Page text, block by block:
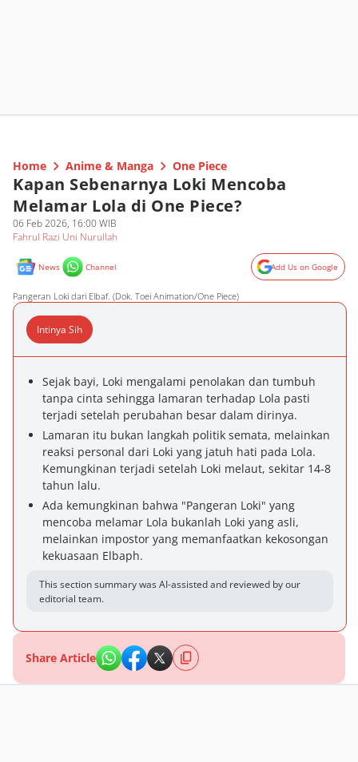
Home Anime & Manga One Piece
Kapan Sebenarnya Loki Mencoba
Melamar Lola di One Piece?
06 Feb 2026, 16:00 WIB
Fahrul Razi Uni Nurullah
News Channel Add Us on Google
Pangeran Loki dari Elbaf. (Dok. Toei Animation/One Piece)
Intinya Sih
Sejak bayi, Loki mengalami penolakan dan tumbuh
tanpa cinta sehingga lamaran terhadap Lola pasti
terjadi setelah perubahan besar dalam dirinya.
Lamaran itu bukan langkah politik semata, melainkan
reaksi personal dari Loki yang jatuh hati pada Lola.
Kemungkinan terjadi setelah Loki melaut, sekitar 14-8
tahun lalu.
Ada kemungkinan bahwa "Pangeran Loki" yang
mencoba melamar Lola bukanlah Loki yang asli,
melainkan impostor yang memanfaatkan kekosongan
kekuasaan Elbaph.
This section summary was AI-assisted and reviewed by our
editorial team.
Share Article